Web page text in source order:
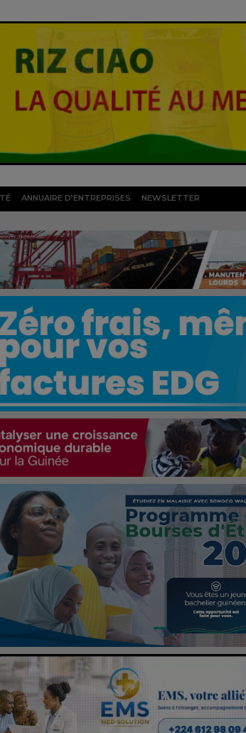
ANNUAIRE D’ENTREPRISES NEWSLETTER